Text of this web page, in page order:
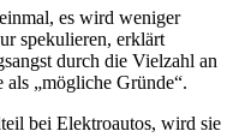
es wird weniger
spekulieren, erklärt
durch die Vielzahl an
als „mögliche Gründe“.
bei Elektroautos, wird sie